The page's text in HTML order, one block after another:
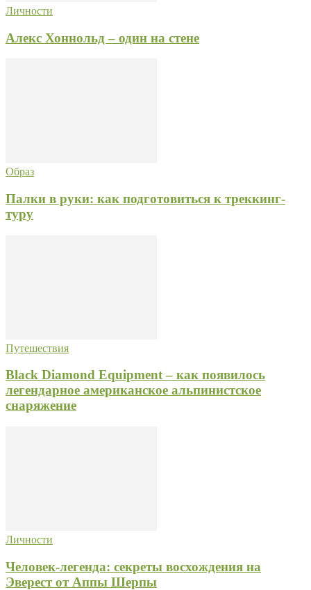
Личности
Алекс Хоннольд – один на стене
Образ
Палки в руки: как подготовиться к треккинг-
туру
Путешествия
Black Diamond Equipment – как появилось
легендарное американское альпинистское
снаряжение
Личности
Человек-легенда: секреты восхождения на
Эверест от Аппы Шерпы